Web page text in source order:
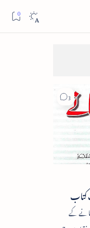
کتاب
کے